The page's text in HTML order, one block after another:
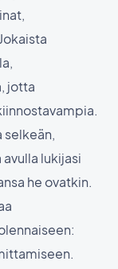
jotta
selkeän,
lukijasi
he ovatkin.